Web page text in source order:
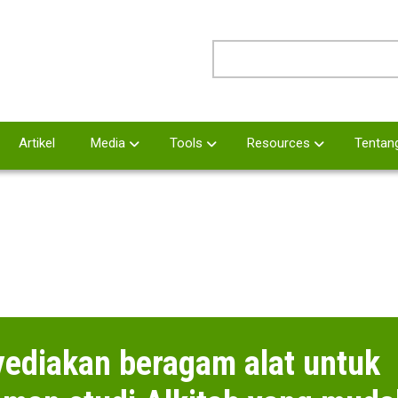
Artikel Media Tools Resources
beragam alat untuk